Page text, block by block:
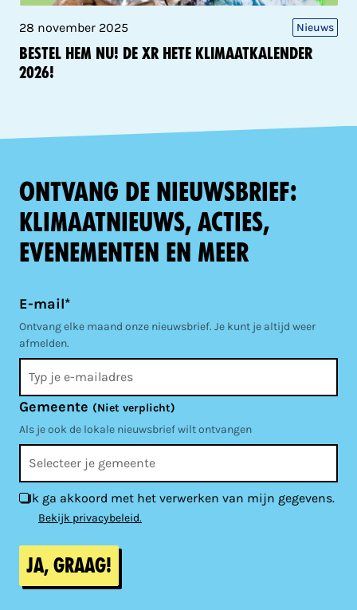
28 november 2025 Nieuws
Bestel hem nu! De XR Hete KlimaatKalender
2026!
Ontvang de nieuwsbrief:
klimaatnieuws, acties,
evenementen en meer
E-mail*
Ontvang elke maand onze nieuwsbrief. Je kunt je altijd weer
afmelden.
Gemeente (Niet verplicht)
Als je ook de lokale nieuwsbrief wilt ontvangen
Ik ga akkoord met het verwerken van mijn gegevens.
Bekijk privacybeleid.
Ja, graag!